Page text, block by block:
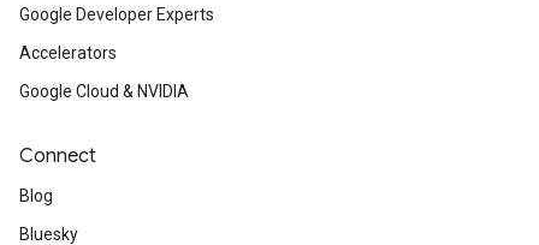
Google Developer Experts
Accelerators
Google Cloud & NVIDIA
Connect
Blog
Bluesky